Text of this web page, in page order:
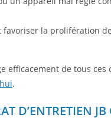
la prolifération
efficacement de tous
.
D’ENTRETIEN